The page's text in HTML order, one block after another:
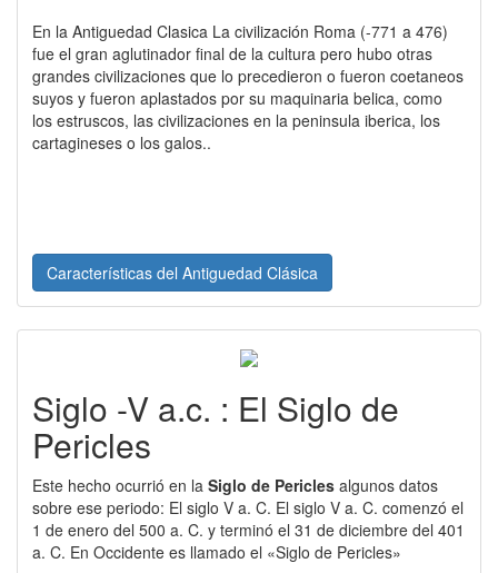
En la Antiguedad Clasica La civilización Roma (-771 a 476)
fue el gran aglutinador final de la cultura pero hubo otras
grandes civilizaciones que lo precedieron o fueron coetaneos
suyos y fueron aplastados por su maquinaria belica, como
los estruscos, las civilizaciones en la peninsula iberica, los
cartagineses o los galos..
Características del Antiguedad Clásica
Siglo -V a.c. : El Siglo de
Pericles
Este hecho ocurrió en la Siglo de Pericles algunos datos
sobre ese periodo: El siglo V a. C. El siglo V a. C. comenzó el
1 de enero del 500 a. C. y terminó el 31 de diciembre del 401
a. C. En Occidente es llamado el «Siglo de Pericles»